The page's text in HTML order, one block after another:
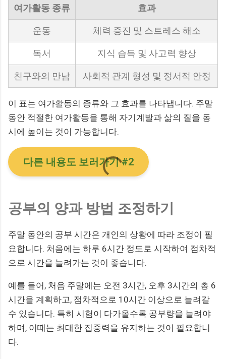
여가활동 종류 효과
운동 체력 증진 및 스트레스 해소
독서 지식 습득 및 사고력 향상
친구와의 만남 사회적 관계 형성 및 정서적 안정
이 표는 여가활동의 종류와 그 효과를 나타냅니다. 주말
동안 적절한 여가활동을 통해 자기계발과 삶의 질을 동
시에 높이는 것이 가능합니다.
다른 내용도 보러가기 #2
공부의 양과 방법 조정하기
주말 동안의 공부 시간은 개인의 상황에 따라 조정이 필
요합니다. 처음에는 하루 6시간 정도로 시작하여 점차적
으로 시간을 늘려가는 것이 좋습니다.
예를 들어, 처음 주말에는 오전 3시간, 오후 3시간의 총 6
시간을 계획하고, 점차적으로 10시간 이상으로 늘려갈
수 있습니다. 특히 시험이 다가올수록 공부량을 늘려야
하며, 이때는 최대한 집중력을 유지하는 것이 필요합니
다.